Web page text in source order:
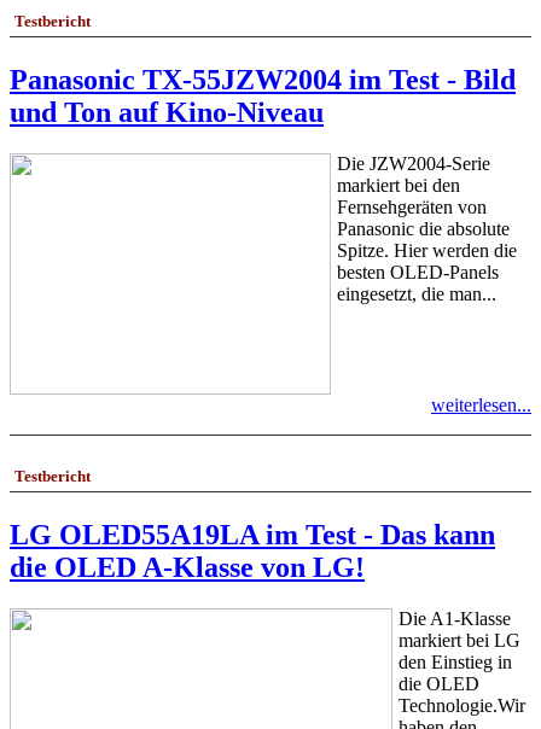
Testbericht
Panasonic TX-55JZW2004 im Test - Bild
und Ton auf Kino-Niveau
Die JZW2004-Serie
markiert bei den
Fernsehgeräten von
Panasonic die absolute
Spitze. Hier werden die
besten OLED-Panels
eingesetzt, die man...
weiterlesen...
Testbericht
LG OLED55A19LA im Test - Das kann
die OLED A-Klasse von LG!
Die A1-Klasse
markiert bei LG
den Einstieg in
die OLED
Technologie.Wir